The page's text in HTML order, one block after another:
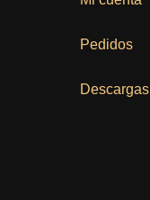
Pedidos
Descargas